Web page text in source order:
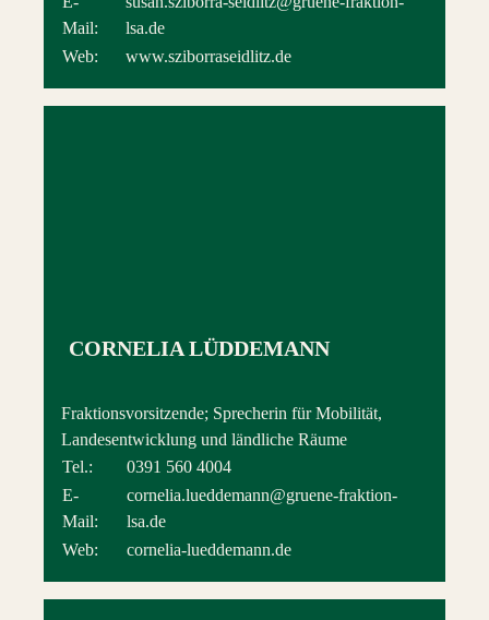
Mail:
lsa.de
Web:
www.sziborraseidlitz.de
CORNELIA LÜDDEMANN
Fraktionsvorsitzende; Sprecherin für Mobilität,
Landesentwicklung und ländliche Räume
Tel.:
0391 560 4004
E-
Mail:
cornelia.lueddemann@gruene-fraktion-
lsa.de
Web:
cornelia-lueddemann.de